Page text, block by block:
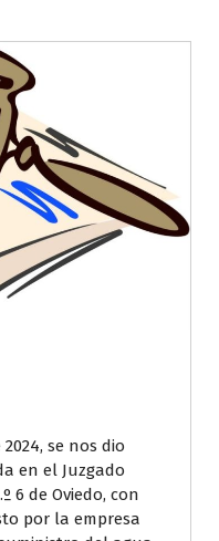
se nos dio
en el Juzgado
6 de Oviedo, con
por la empresa